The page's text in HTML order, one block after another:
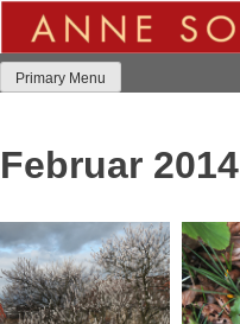
content
Primary Menu
Februar 2014